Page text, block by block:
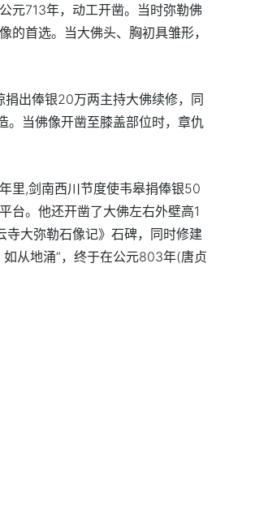
元713年，动工开凿。当时弥勒佛
首选。当大佛头、胸初具雏形，
出俸银20万两主持大佛续修，同
。当佛像开凿至膝盖部位时，章仇
里,剑南西川节度使韦皋捐俸银50
台。他还开凿了大佛左右外壁高1
大弥勒石像记》石碑，同时修建
从地涌”，终于在公元803年(唐贞